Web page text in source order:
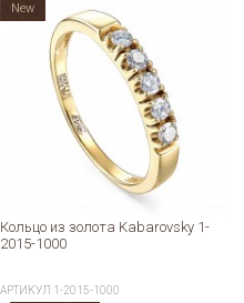
Кольцо из золота Kabarovsky 1-
2015-1000
АРТИКУЛ 1-2015-1000
New